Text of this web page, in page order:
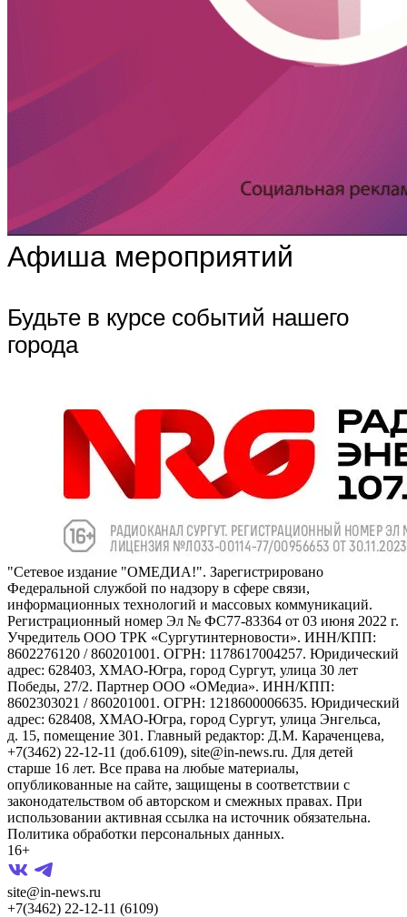
Афиша мероприятий
Будьте в курсе событий нашего
города
"Сетевое издание "ОМЕДИА!". Зарегистрировано
Федеральной службой по надзору в сфере связи,
информационных технологий и массовых коммуникаций.
Регистрационный номер Эл № ФС77-83364 от 03 июня 2022 г.
Учредитель ООО ТРК «Сургутинтерновости». ИНН/КПП:
8602276120 / 860201001. ОГРН: 1178617004257. Юридический
адрес: 628403, ХМАО-Югра, город Сургут, улица 30 лет
Победы, 27/2. Партнер ООО «ОМедиа». ИНН/КПП:
8602303021 / 860201001. ОГРН: 1218600006635. Юридический
адрес: 628408, ХМАО-Югра, город Сургут, улица Энгельса,
д. 15, помещение 301. Главный редактор: Д.М. Караченцева,
+7(3462) 22-12-11 (доб.6109), site@in-news.ru. Для детей
старше 16 лет. Все права на любые материалы,
опубликованные на сайте, защищены в соответствии с
законодательством об авторском и смежных правах. При
использовании активная ссылка на источник обязательна.
Политика обработки персональных данных.
16+
site@in-news.ru
+7(3462) 22-12-11 (6109)